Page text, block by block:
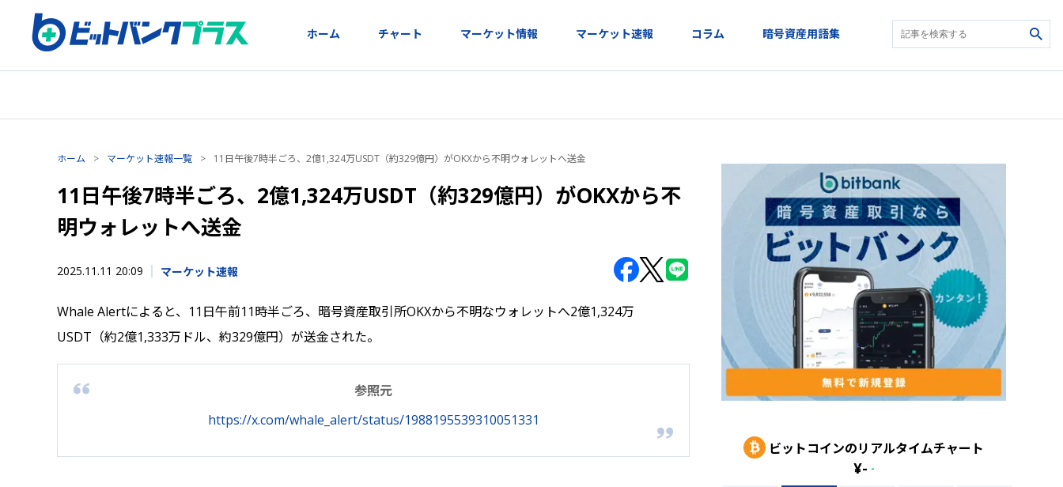
ホーム チャート マーケット情報 マーケット速報 コラム 暗号資産用語集
ホーム > マーケット速報一覧 > 11日午後7時半ごろ、2億1,324万USDT（約329億円）がOKXから不明ウォレットへ送金
11日午後7時半ごろ、2億1,324万USDT（約329億円）がOKXから不
明ウォレットへ送金
2025.11.11 20:09 マーケット速報
Whale Alertによると、11日午前11時半ごろ、暗号資産取引所OKXから不明なウォレットへ2億1,324万
USDT（約2億1,333万ドル、約329億円）が送金された。
参照元
https://x.com/whale_alert/status/1988195539310051331
ビットコインのリアルタイムチャート
¥- -